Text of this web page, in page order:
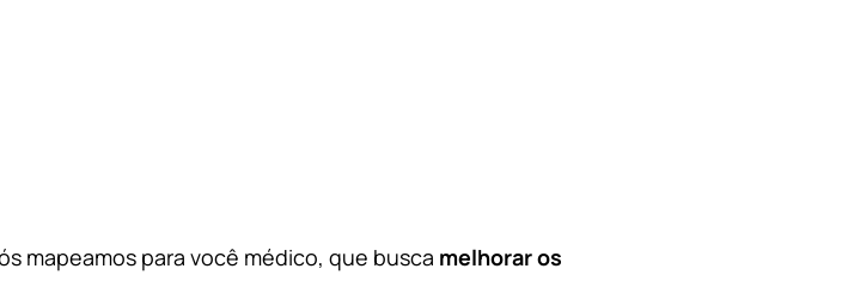
mapeamos para você médico, que busca melhorar os